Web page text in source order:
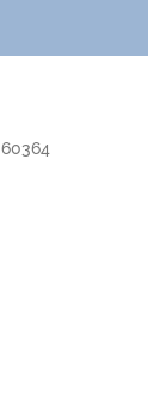
60364